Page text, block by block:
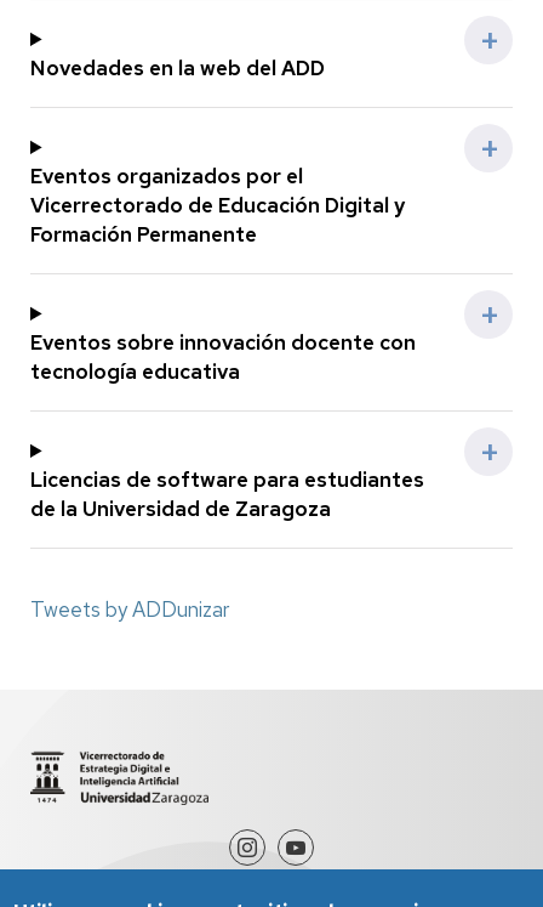
Novedades en la web del ADD
Eventos organizados por el
Vicerrectorado de Educación Digital y
Formación Permanente
Eventos sobre innovación docente con
tecnología educativa
Licencias de software para estudiantes
de la Universidad de Zaragoza
Tweets by ADDunizar